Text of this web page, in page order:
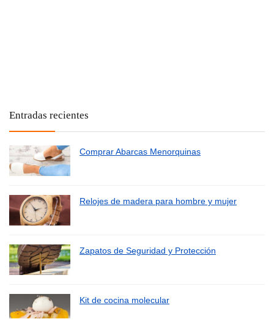
Entradas recientes
Comprar Abarcas Menorquinas
Relojes de madera para hombre y mujer
Zapatos de Seguridad y Protección
Kit de cocina molecular